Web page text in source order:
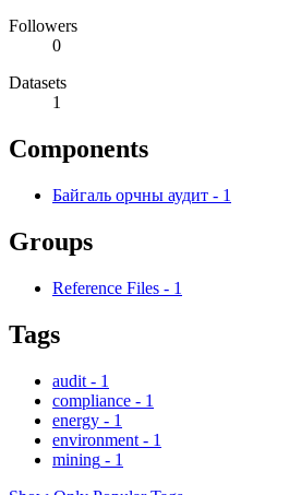
Followers
0
Datasets
1
Components
Байгаль орчны аудит - 1
Groups
Reference Files - 1
Tags
audit - 1
compliance - 1
energy - 1
environment - 1
mining - 1